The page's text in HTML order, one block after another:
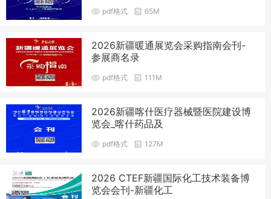
pdf格式 65M
2026新疆暖通展览会采购指南会刊-
参展商名录
pdf格式 111M
2026新疆喀什医疗器械暨医院建设博
览会_喀什药品及
pdf格式 127M
2026 CTEF新疆国际化工技术装备博
览会会刊-新疆化工